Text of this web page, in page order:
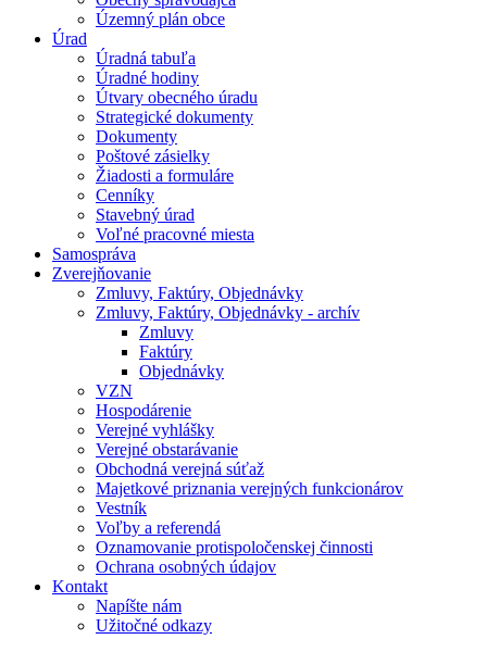
Územný plán obce
Úrad
Úradná tabuľa
Úradné hodiny
Útvary obecného úradu
Strategické dokumenty
Dokumenty
Poštové zásielky
Žiadosti a formuláre
Cenníky
Stavebný úrad
Voľné pracovné miesta
Samospráva
Zverejňovanie
Zmluvy, Faktúry, Objednávky
Zmluvy, Faktúry, Objednávky - archív
Zmluvy
Faktúry
Objednávky
VZN
Hospodárenie
Verejné vyhlášky
Verejné obstarávanie
Obchodná verejná súťaž
Majetkové priznania verejných funkcionárov
Vestník
Voľby a referendá
Oznamovanie protispoločenskej činnosti
Ochrana osobných údajov
Kontakt
Napíšte nám
Užitočné odkazy